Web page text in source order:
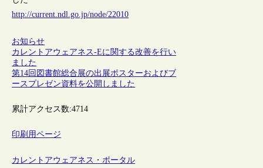
http://current.ndl.go.jp/node/22010
お知らせ
カレントアウェアネス-Eに関する改善を行い
ました
第14回図書館総合展の出展ポスターおよびブ
ースプレゼン資料を公開しました
累計アクセス数:4714
印刷用ページ
カレントアウェアネス・ポータル